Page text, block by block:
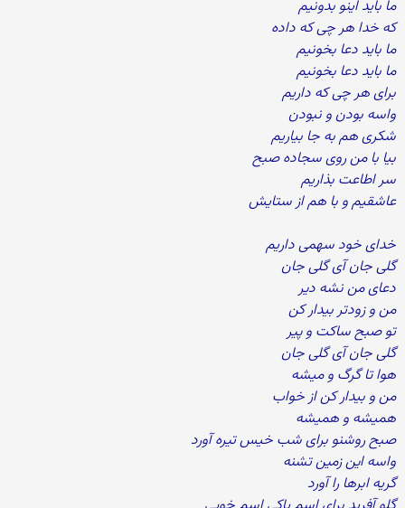
ما باید اینو بدونیم
که خدا هر چی که داده
ما باید دعا بخونیم
ما باید دعا بخونیم
برای هر چی که داریم
واسه بودن و نبودن
شکری هم به جا بیاریم
بیا با من روی سجاده صبح
سر اطاعت بذاریم
عاشقیم و با هم از ستایش
خدای خود سهمی داریم
گلی جان آی گلی جان
دعای من نشه دیر
من و زودتر بیدار کن
تو صبح ساکت و پیر
گلی جان آی گلی جان
هوا تا گرگ و میشه
من و بیدار کن از خواب
همیشه و همیشه
صبح روشنو برای شب خیس تیره آورد
واسه این زمین تشنه
گریه ابرها را آورد